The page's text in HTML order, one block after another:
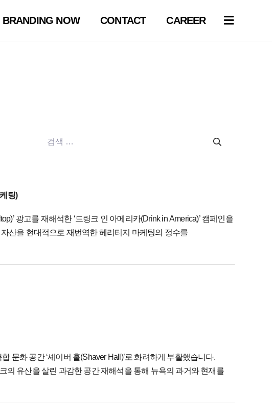
BRANDING NOW CONTACT CAREER
색:
팅)
광고를 재해석한 ‘드링크 인 아메리카(Drink in America)’ 캠페인을
산을 현대적으로 재번역한 헤리티지 마케팅의 정수를
한 통합 마케팅 캠페인은 소비자가 직접 참여하는 경험
문화 공간 ‘셰이버 홀(Shaver Hall)’로 화려하게 부활했습니다.
의 유산을 살린 과감한 공간 재해석을 통해 뉴욕의 과거와 현재를
족시키는 고객 경험 혁신과 고도의 공간 브랜딩을 결합하여, 역사적